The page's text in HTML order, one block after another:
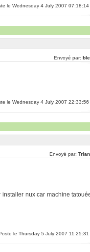
le Wednesday 4 July 2007 07:18:14
Envoyé par:
le Wednesday 4 July 2007 22:33:56
Envoyé par:
nux car machine
le Thursday 5 July 2007 11:25:31